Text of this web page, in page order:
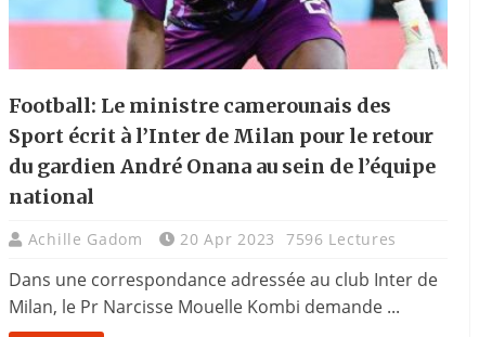
Football: Le ministre camerounais des
Sport écrit à l’Inter de Milan pour le retour
du gardien André Onana au sein de l’équipe
national
Achille Gadom 20 Apr 2023 7596 Lectures
Dans une correspondance adressée au club Inter de
Milan, le Pr Narcisse Mouelle Kombi demande ...